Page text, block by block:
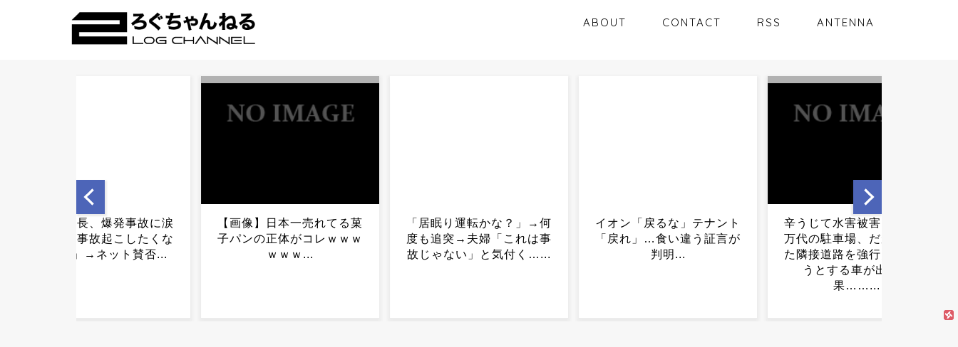
ABOUT CONTACT RSS ANTENNA
「居眠り運転かな？」→何
度も追突→夫婦「これは事
故じゃない」と気付く…...
イオン「戻るな」テナント
「戻れ」…食い違う証言が
判明...
辛うじて水害被害を免れた
万代の駐車場、だが冠水し
た隣接道路を強行突破しよ
小泉防衛相、核兵器の議論
は当然のことだ...
【画像】日本一売れてる菓
子パンの正体がコレｗｗｗ
ｗｗｗ...